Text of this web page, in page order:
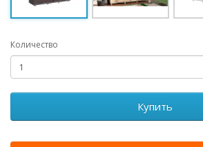
Количество
Купить